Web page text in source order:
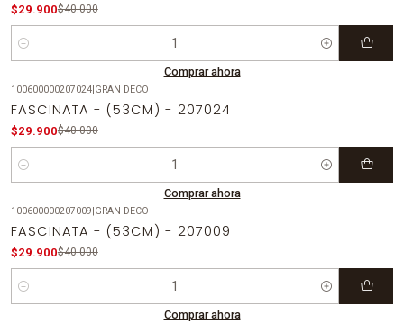
$29.900$40.000
Cantidad
Comprar ahora
100600000207024|GRAN DECO
FASCINATA - (53CM) - 207024
$29.900$40.000
Cantidad
Comprar ahora
100600000207009|GRAN DECO
FASCINATA - (53CM) - 207009
$29.900$40.000
Cantidad
Comprar ahora